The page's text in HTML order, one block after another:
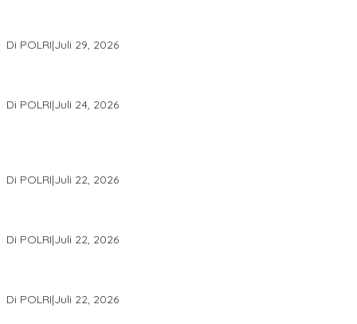
Di POLRI|Juli 29, 2026
Di POLRI|Juli 24, 2026
Di POLRI|Juli 22, 2026
Di POLRI|Juli 22, 2026
Di POLRI|Juli 22, 2026